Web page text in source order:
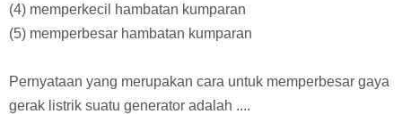
(4) memperkecil hambatan kumparan
(5) memperbesar hambatan kumparan
Pernyataan yang merupakan cara untuk memperbesar gaya
gerak listrik suatu generator adalah ....